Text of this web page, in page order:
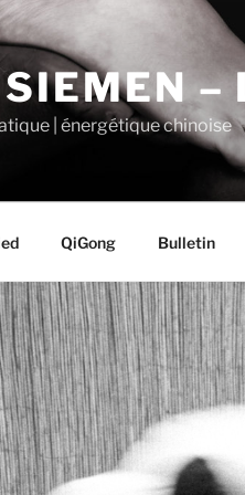
–
| énergétique chinoise
QiGong Bulletin